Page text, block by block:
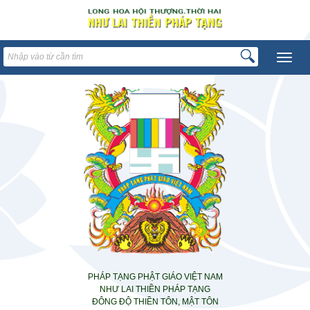
PHÁP TẠNG PHẬT GIÁO VIỆT NAM
NHƯ LAI THIỀN PHÁP TẠNG
ĐÔNG ĐỘ THIỀN TÔN, MẬT TÔN